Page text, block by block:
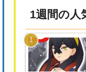
1週間の人